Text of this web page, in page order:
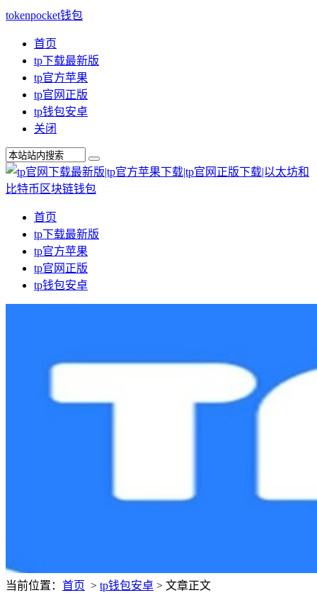
tokenpocket钱包
首页
tp下载最新版
tp官方苹果
tp官网正版
tp钱包安卓
关闭
首页
tp下载最新版
tp官方苹果
tp官网正版
tp钱包安卓
当前位置： 首页 > tp钱包安卓 > 文章正文